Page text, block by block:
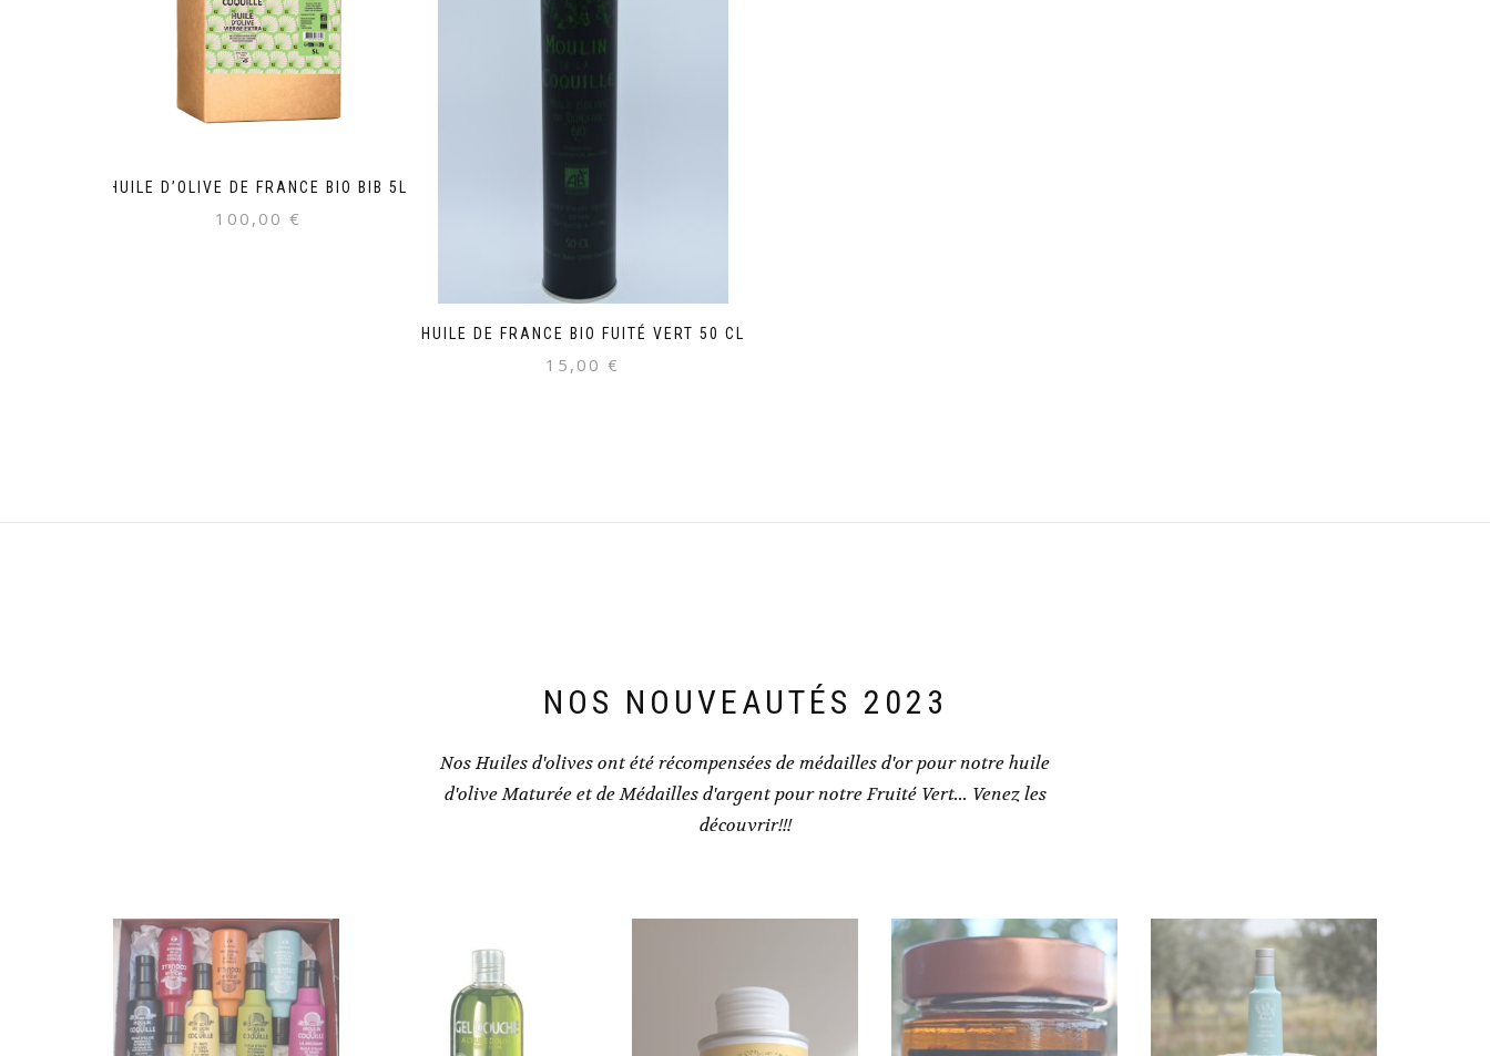
HUILE D’OLIVE DE FRANCE BIO BIB 5L
100,00€
HUILE DE FRANCE BIO FUITÉ VERT 50 CL
15,00€
NOS NOUVEAUTÉS 2023
Nos Huiles d'olives ont été récompensées de médailles d'or pour notre huile
d'olive Maturée et de Médailles d'argent pour notre Fruité Vert... Venez les
découvrir!!!